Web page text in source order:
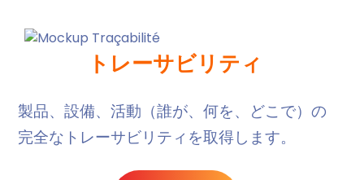
トレーサビリティ
製品、設備、活動（誰が、何を、どこで）の
完全なトレーサビリティを取得します。